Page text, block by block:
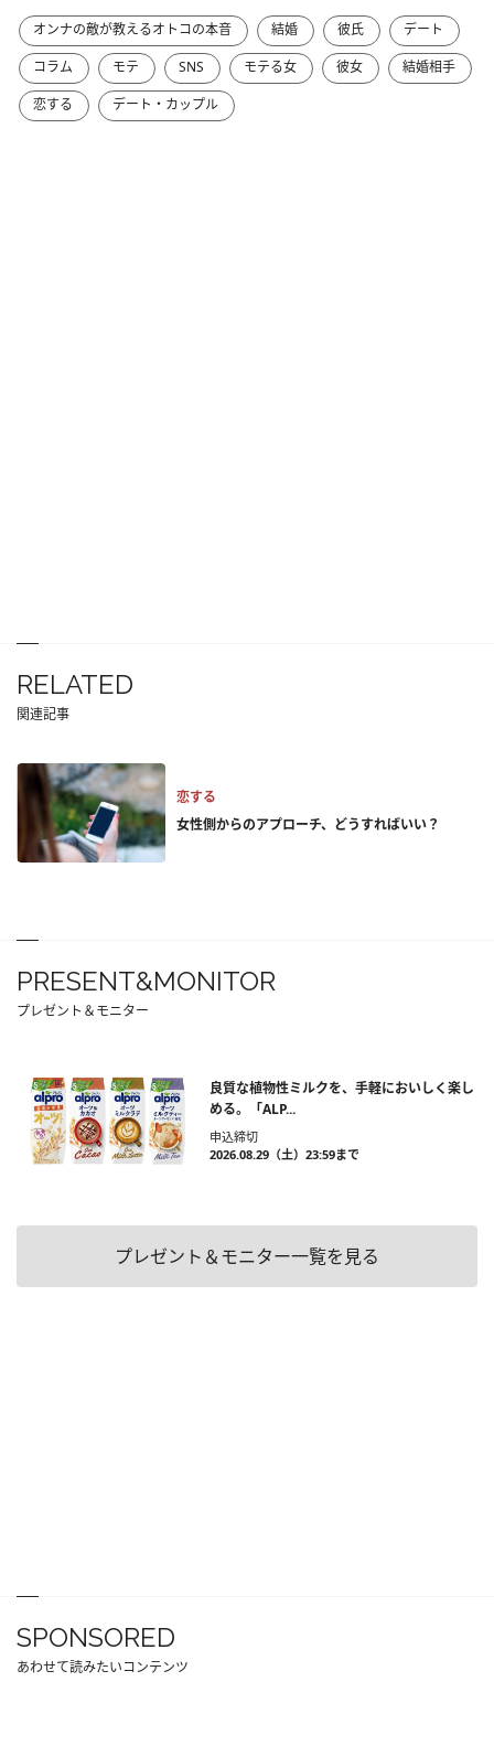
オンナの敵が教えるオトコの本音 結婚 彼氏
デート
コラム
モテ SNS モテる女 彼女
結婚相手
恋する
デート・カップル
RELATED
関連記事
恋する
女性側からのアプローチ、どうすればいい？
PRESENT&MONITOR
プレゼント＆モニター
良質な植物性ミルクを、手軽においしく楽し
める。「ALP...
申込締切
2026.08.29（土）23:59まで
プレゼント＆モニター一覧を見る
SPONSORED
あわせて読みたいコンテンツ